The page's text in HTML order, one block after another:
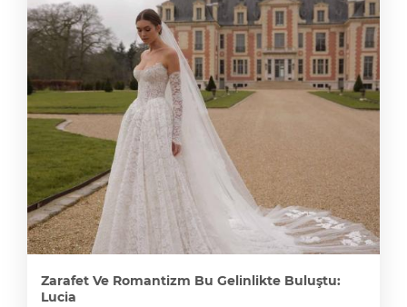
Zarafet Ve Romantizm Bu Gelinlikte Buluştu:
Lucia